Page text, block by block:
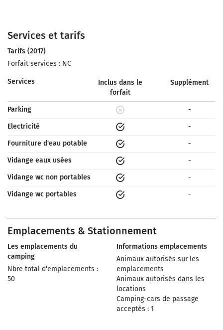
Services et tarifs
Tarifs (2017)
Forfait services : NC
Services
Inclus dans le
forfait
Supplément
Parking
-
Electricité
-
Fourniture d'eau potable
-
Vidange eaux usées
-
Vidange wc non portables
-
Vidange wc portables
-
Emplacements & Stationnement
Les emplacements du
camping
Nbre total d'emplacements :
50
Informations emplacements
Animaux autorisés sur les
emplacements
Animaux autorisés dans les
locations
Camping-cars de passage
acceptés : 1